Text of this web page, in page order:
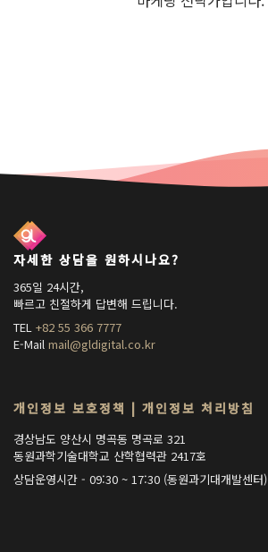
자세한 상담을 원하시나요?
365일 24시간,
빠르고 친절하게 답변해 드립니다.
TEL +82 55 366 7777
E-Mail mail@gldigital.co.kr
개인정보 보호정책 | 개인정보 처리방침
경상남도 양산시 명곡동 명곡로 321
동원과학기술대학교 산학협력관 2417호
상담운영시간 - 09:30 ~ 17:30 (동원과기대개발센터)